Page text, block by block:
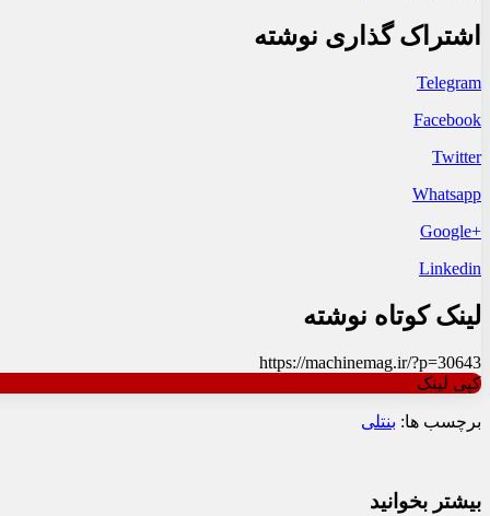
اشتراک گذاری نوشته
Telegram
Facebook
Twitter
Whatsapp
+Google
Linkedin
لینک کوتاه نوشته
https://machinemag.ir/?p=30643
کپی لینک
برچسب ها: بنتلی
بیشتر بخوانید